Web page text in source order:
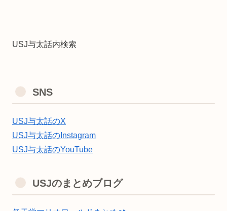
USJ与太話内検索
SNS
USJ与太話のX
USJ与太話のInstagram
USJ与太話のYouTube
USJのまとめブログ